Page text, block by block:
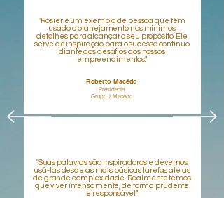
"Rosier é um exemplo de pessoa que têm
usado o planejamento nos mínimos
detalhes para alcançar o seu propósito. Ele
serve de inspiração para o sucesso contínuo
diante dos desafios dos nossos
empreendimentos."
Roberto Macêdo
Presidente
Grupo J. Macêdo
"Suas palavras são inspiradoras e devemos
usá-las desde as mais básicas tarefas até as
de grande complexidade. Realmente temos
que viver intensamente, de forma prudente
e responsável."